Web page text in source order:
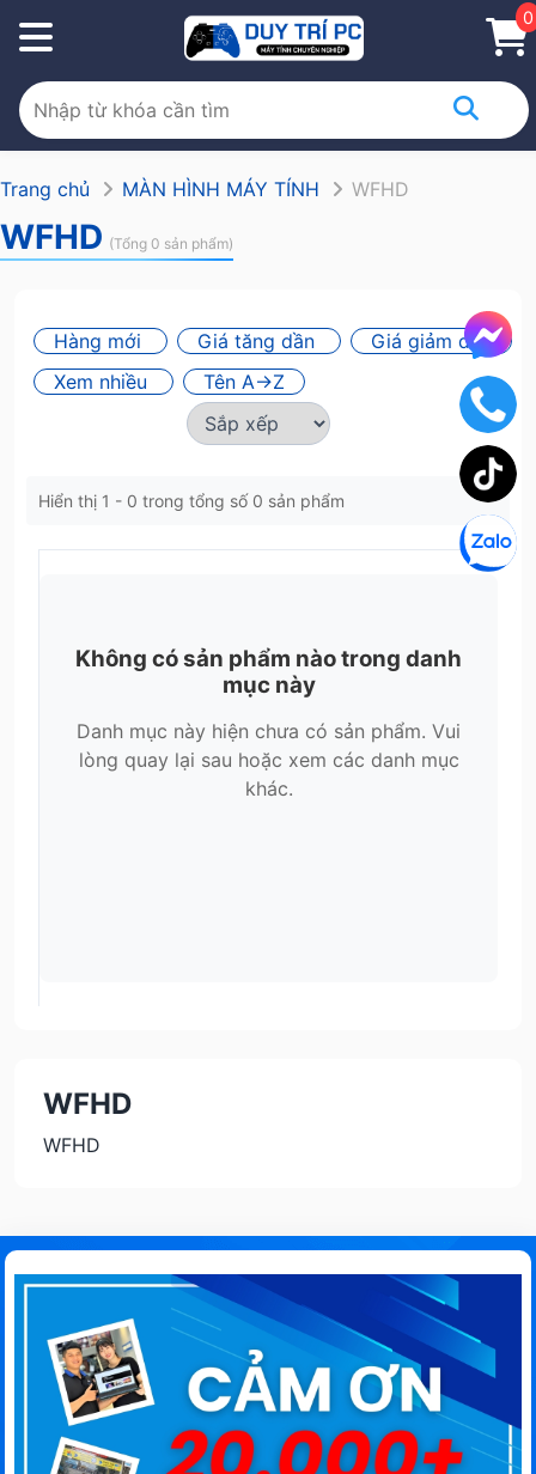
0
Trang chủ MÀN HÌNH MÁY TÍNH WFHD
WFHD (Tổng 0 sản phẩm)
Hàng mới Giá tăng dần
Giá giảm dần
Xem nhiều
Tên A->Z
Hiển thị 1 - 0 trong tổng số 0 sản phẩm
Không có sản phẩm nào trong danh
mục này
Danh mục này hiện chưa có sản phẩm. Vui
lòng quay lại sau hoặc xem các danh mục
khác.
WFHD
WFHD